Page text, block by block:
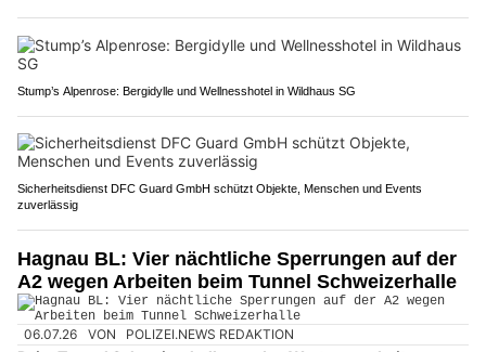
Stump’s Alpenrose: Bergidylle und Wellnesshotel in Wildhaus SG
Sicherheitsdienst DFC Guard GmbH schützt Objekte, Menschen und Events
zuverlässig
Hagnau BL: Vier nächtliche Sperrungen auf der
A2 wegen Arbeiten beim Tunnel Schweizerhalle
06.07.26 VON POLIZEI.NEWS REDAKTION